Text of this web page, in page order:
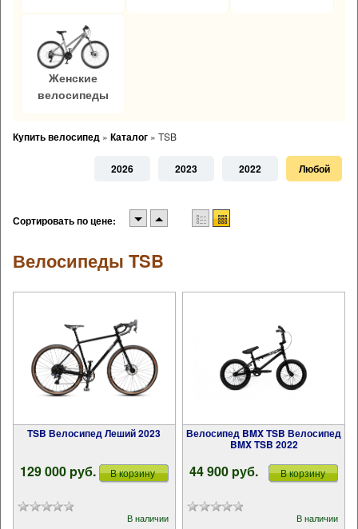
Женские
велосипеды
Купить велосипед » Каталог » TSB
2026 2023 2022 Любой
Сортировать по цене:
Велосипеды TSB
TSB Велосипед Леший 2023
129 000 pуб. В корзину
В наличии
Велосипед BMX TSB Велосипед
BMX TSB 2022
44 900 pуб. В корзину
В наличии